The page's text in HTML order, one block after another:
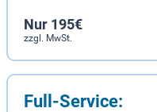
Nur 195€
zzgl. MwSt.
Full-Service: